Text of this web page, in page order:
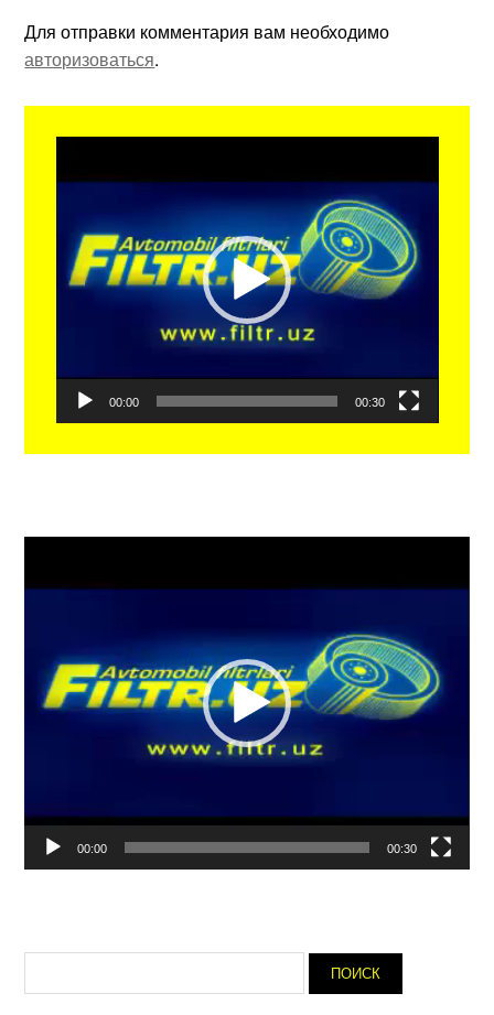
Для отправки комментария вам необходимо
авторизоваться.
00:00 00:30
00:00 00:30